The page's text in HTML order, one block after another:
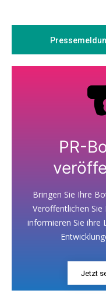
PR-
Bringen Sie Ihre
Veröffentlichen
informieren Sie ihre
Jetzt